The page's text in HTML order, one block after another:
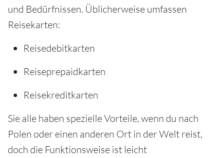
und Bedürfnissen. Üblicherweise umfassen
Reisekarten:
Reisedebitkarten
Reiseprepaidkarten
Reisekreditkarten
Sie alle haben spezielle Vorteile, wenn du nach
Polen oder einen anderen Ort in der Welt reist,
doch die Funktionsweise ist leicht